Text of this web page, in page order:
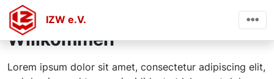
IZW e.V.
Willkommen
Lorem ipsum dolor sit amet, consectetur adipiscing elit,